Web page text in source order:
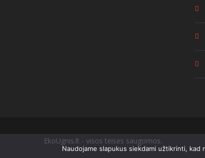
EkoUgnis.lt - visos teisės saugomos.
Naudojame slapukus siekdami užtikrinti,